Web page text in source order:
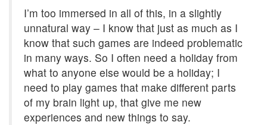
I’m too immersed in all of this, in a slightly
unnatural way – I know that just as much as I
know that such games are indeed problematic
in many ways. So I often need a holiday from
what to anyone else would be a holiday; I
need to play games that make different parts
of my brain light up, that give me new
experiences and new things to say.